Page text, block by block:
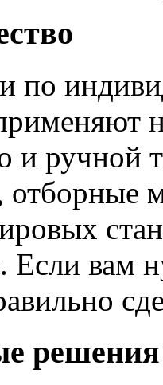
по
и ручной
отборные
вам
решения